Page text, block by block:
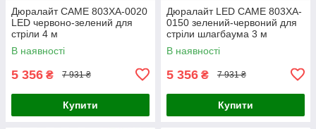
Дюралайт CAME 803XA-0020
LED червоно-зелений для
стріли 4 м
В наявності
5 356 ₴ 7 931 ₴
Купити
Дюралайт LED CAME 803XA-
0150 зелений-червоний для
стріли шлагбаума 3 м
В наявності
5 356 ₴ 7 931 ₴
Купити